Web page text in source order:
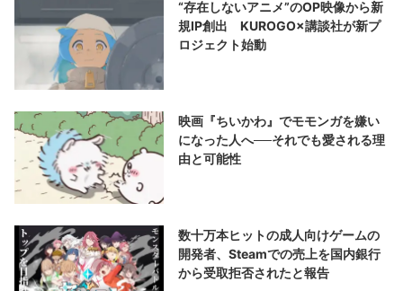
“存在しないアニメ”のOP映像から新
規IP創出 KUROGO×講談社が新プ
ロジェクト始動
映画『ちいかわ』でモモンガを嫌い
になった人へ──それでも愛される理
由と可能性
数十万本ヒットの成人向けゲームの
開発者、Steamでの売上を国内銀行
から受取拒否されたと報告